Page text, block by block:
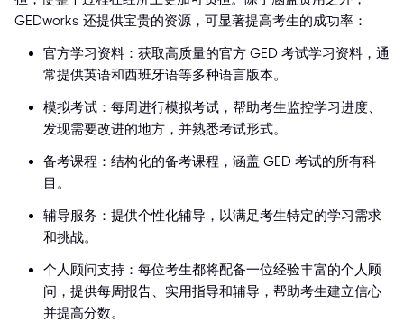
GEDworks 还提供宝贵的资源，可显著提高考生的成功率：
官方学习资料：获取高质量的官方 GED 考试学习资料，通
常提供英语和西班牙语等多种语言版本。
模拟考试：每周进行模拟考试，帮助考生监控学习进度、
发现需要改进的地方，并熟悉考试形式。
备考课程：结构化的备考课程，涵盖 GED 考试的所有科
目。
辅导服务：提供个性化辅导，以满足考生特定的学习需求
和挑战。
个人顾问支持：每位考生都将配备一位经验丰富的个人顾
问，提供每周报告、实用指导和辅导，帮助考生建立信心
并提高分数。